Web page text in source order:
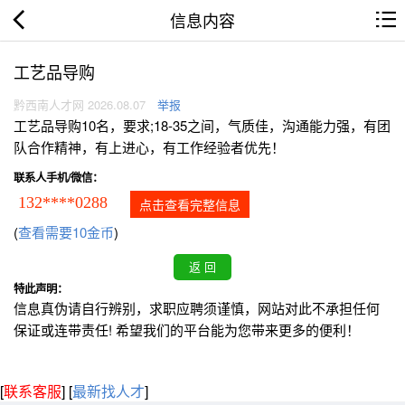
信息内容
工艺品导购
黔西南人才网 2026.08.07 举报
工艺品导购10名，要求;18-35之间，气质佳，沟通能力强，有团
队合作精神，有上进心，有工作经验者优先！
联系人手机/微信：
132****0288 点击查看完整信息
(查看需要10金币)
特此声明：
信息真伪请自行辨别，求职应聘须谨慎，网站对此不承担任何
保证或连带责任! 希望我们的平台能为您带来更多的便利！
[联系客服] [最新找人才]